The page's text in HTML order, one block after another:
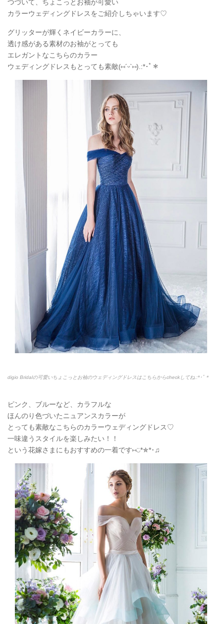
つづいて、ちょこっとお袖が可愛い
カラーウェディングドレスをご紹介しちゃいます♡
グリッターが輝くネイビーカラーに、
透け感がある素材のお袖がとっても
エレガントなこちらのカラー
ウェディングドレスもとっても素敵(⑅ˊᵕˋ⑅).:*･ﾟ＊
digio Bridalの可愛いちょこっとお袖のウェディングドレスはこちらからcheckしてね.:*･ﾟ＊
ピンク、ブルーなど、カラフルな
ほんのり色づいたニュアンスカラーが
とっても素敵なこちらのカラーウェディングドレス♡
一味違うスタイルを楽しみたい！！
という花嫁さまにもおすすめの一着です⑅◡̈*✯*･♫